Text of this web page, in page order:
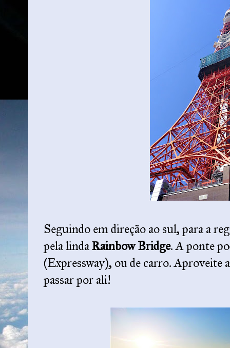
Seguindo em direção ao sul, para a
pela lindaRainbow Bridge. A ponte
(Expressway), ou de carro. Aproveite
passar por ali!